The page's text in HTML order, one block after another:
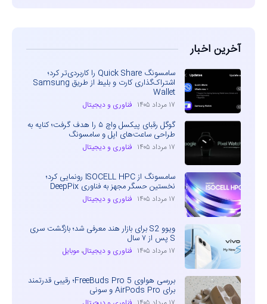
آخرین اخبار
سامسونگ Quick Share را کاربردی‌تر کرد؛
اشتراک‌گذاری کارت و بلیط از طریق Samsung
Wallet
۱۷ مرداد ۱۴۰۵ فناوری و دیجیتال
گوگل رقبای پیکسل واچ ۵ را هدف گرفت؛ کنایه به
طراحی ساعت‌های اپل و سامسونگ
۱۷ مرداد ۱۴۰۵ فناوری و دیجیتال
سامسونگ از ISOCELL HPC رونمایی کرد؛
نخستین حسگر مجهز به فناوری DeepPix
۱۷ مرداد ۱۴۰۵ فناوری و دیجیتال
ویوو S2 برای بازار هند معرفی شد؛ بازگشت سری
S پس از ۷ سال
۱۷ مرداد ۱۴۰۵ فناوری و دیجیتال، موبایل
بررسی هواوی FreeBuds Pro 5؛ رقیبی قدرتمند
برای AirPods Pro و سونی